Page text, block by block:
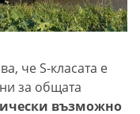
че S-класата е
за общата
възможно